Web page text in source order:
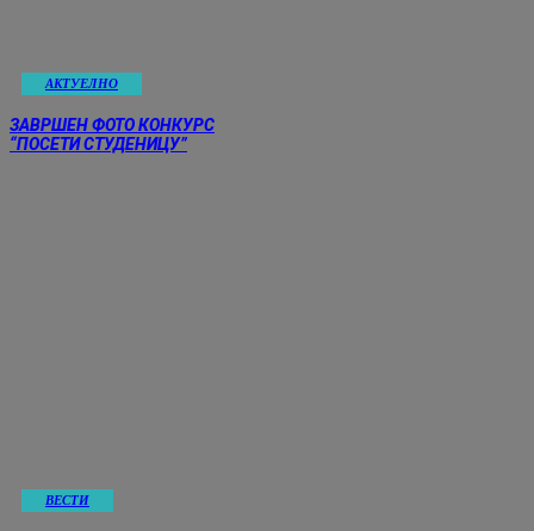
АКТУЕЛНО
ЗАВРШЕН ФОТО КОНКУРС
“ПОСЕТИ СТУДЕНИЦУ”
ВЕСТИ